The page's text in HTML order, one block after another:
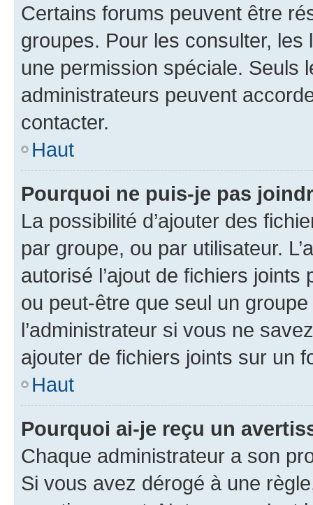
Certains forums peuvent être
groupes. Pour les consulter,
une permission spéciale. Seuls
administrateurs peuvent
contacter.
Haut
Pourquoi ne puis-je pas
La possibilité d’ajouter des
par groupe, ou par utilisateur.
autorisé l’ajout de fichiers
ou peut-être que seul un
l’administrateur si vous ne
ajouter de fichiers joints sur un
Haut
Pourquoi ai-je reçu un
Chaque administrateur a son
Si vous avez dérogé à une